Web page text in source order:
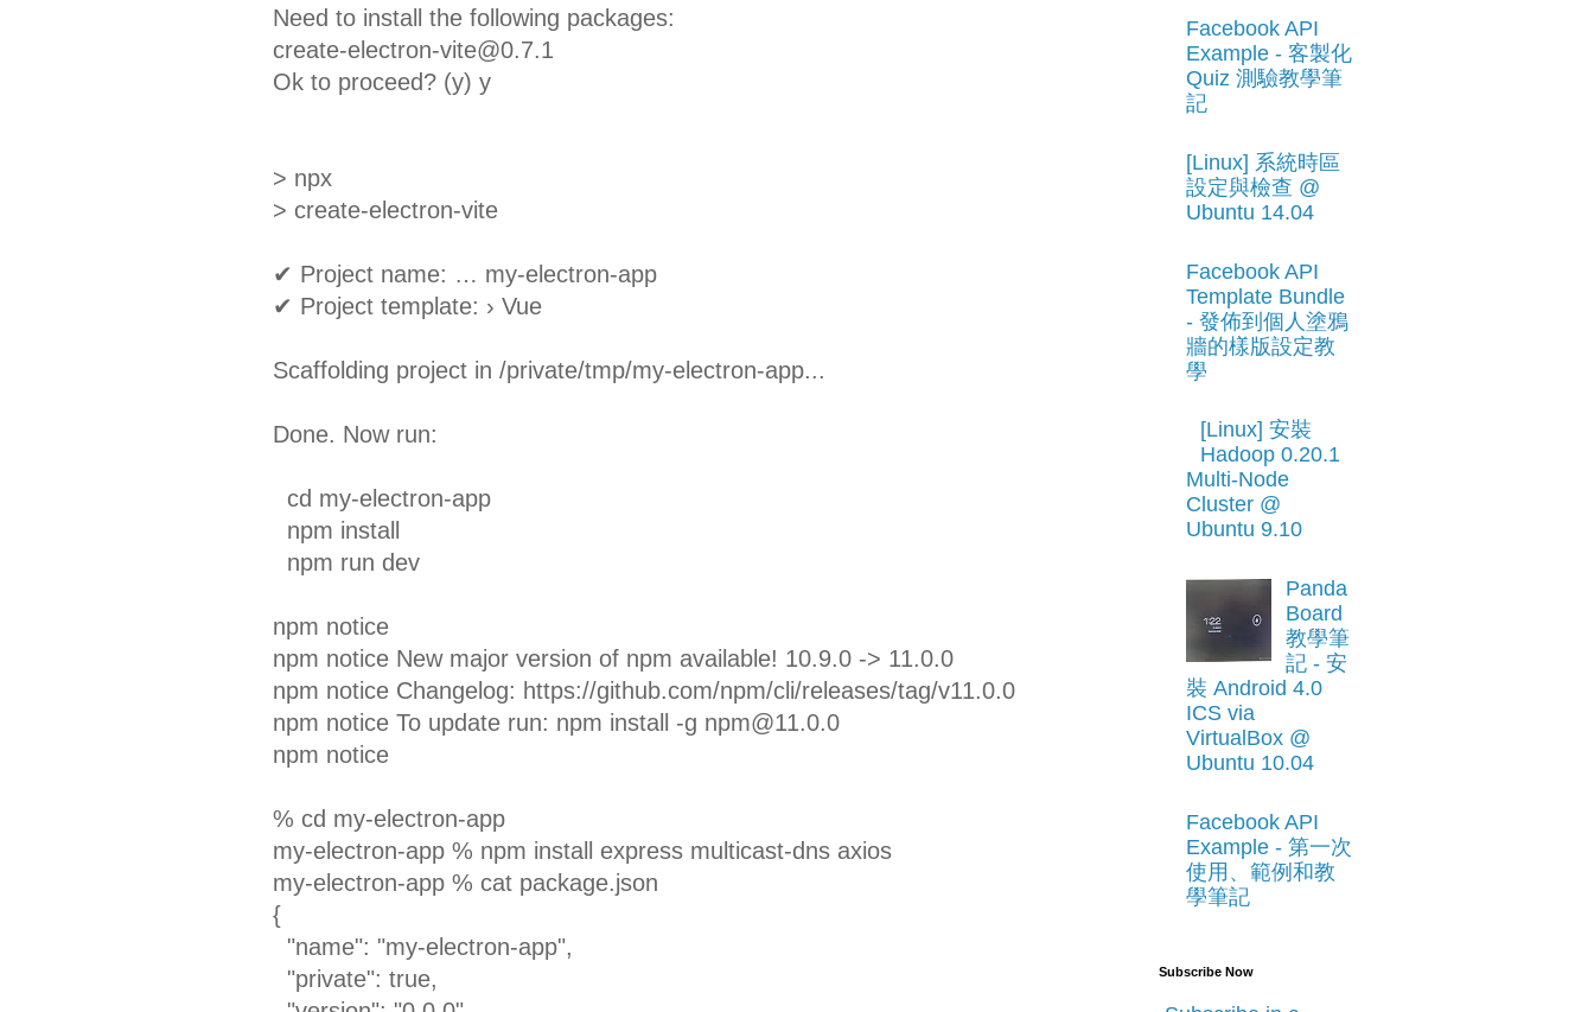
Need to install the following packages:
create-electron-vite@0.7.1
Ok to proceed? (y) y
> npx
> create-electron-vite
✔ Project name: … my-electron-app
✔ Project template: › Vue
Scaffolding project in /private/tmp/my-electron-app...
Done. Now run:
cd my-electron-app
npm install
npm run dev
npm notice
npm notice New major version of npm available! 10.9.0 -> 11.0.0
npm notice Changelog: https://github.com/npm/cli/releases/tag/v11.0.0
npm notice To update run: npm install -g npm@11.0.0
npm notice
% cd my-electron-app
my-electron-app % npm install express multicast-dns axios
my-electron-app % cat package.json
{
"name": "my-electron-app",
"private": true,
Facebook API
Example - 客製化
Quiz 測驗教學筆
記
[Linux] 系統時區
設定與檢查 @
Ubuntu 14.04
Facebook API
Template Bundle
- 發佈到個人塗鴉
牆的樣版設定教
學
[Linux] 安裝
Hadoop 0.20.1
Multi-Node
Cluster @
Ubuntu 9.10
Panda
Board
教學筆
記 - 安
裝 Android 4.0
ICS via
VirtualBox @
Ubuntu 10.04
Facebook API
Example - 第一次
使用、範例和教
學筆記
Subscribe Now